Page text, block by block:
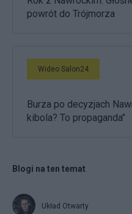
powrót do Trójmorza
Wideo Salon24
Burza po decyzjach
kibola? To propaganda"
Blogi na ten temat
Układ Otwarty